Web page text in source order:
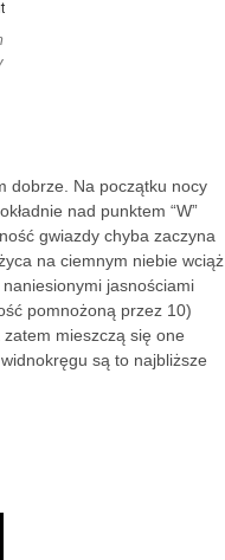
dobrze. Na początku nocy
nad punktem “W”
gwiazdy chyba zaczyna
na ciemnym niebie wciąż
jasnościami
pomnożoną przez 10)
mieszczą się one
są to najbliższe